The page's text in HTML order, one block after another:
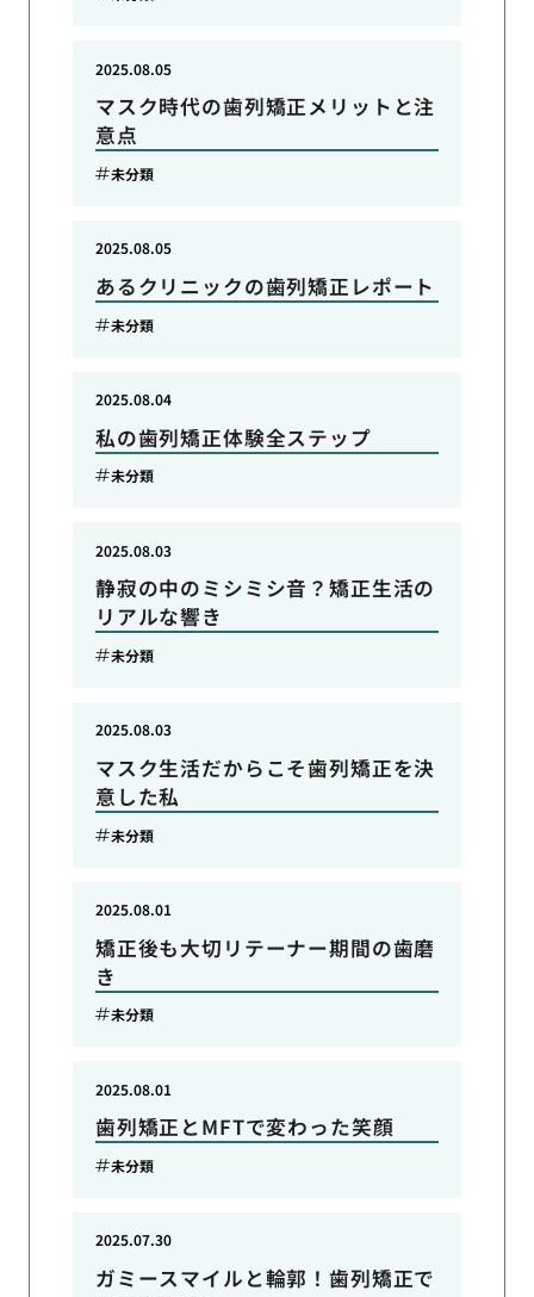
マスク時代の歯列矯正メリットと注
意点
2025.08.05
未分類
あるクリニックの歯列矯正レポート
2025.08.05
未分類
私の歯列矯正体験全ステップ
2025.08.04
未分類
静寂の中のミシミシ音？矯正生活の
リアルな響き
2025.08.03
未分類
マスク生活だからこそ歯列矯正を決
意した私
2025.08.03
未分類
矯正後も大切リテーナー期間の歯磨
き
2025.08.01
未分類
歯列矯正とMFTで変わった笑顔
2025.08.01
未分類
ガミースマイルと輪郭！歯列矯正で
2025.07.30